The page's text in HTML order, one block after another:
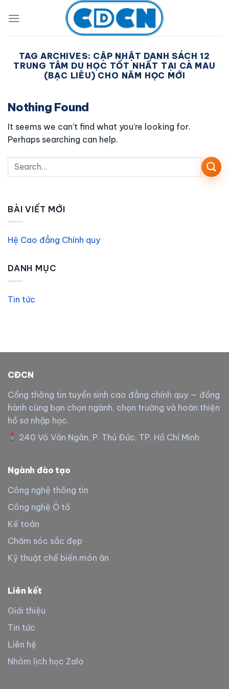
TAG ARCHIVES: CẬP NHẬT DANH SÁCH 12
TRUNG TÂM DU HỌC TỐT NHẤT TẠI CÀ MAU
(BẠC LIÊU) CHO NĂM HỌC MỚI
Nothing Found
It seems we can’t find what you’re looking for.
Perhaps searching can help.
BÀI VIẾT MỚI
Hệ Cao đẳng Chính quy
DANH MỤC
Tin tức
CĐCN
Cổng thông tin tuyển sinh cao đẳng chính quy — đồng
hành cùng bạn chọn ngành, chọn trường và hoàn thiện
hồ sơ nhập học.
240 Võ Văn Ngân, P. Thủ Đức, TP. Hồ Chí Minh
Ngành đào tạo
Công nghệ thông tin
Công nghệ Ô tô
Kế toán
Chăm sóc sắc đẹp
Kỹ thuật chế biến món ăn
Liên kết
Giới thiệu
Tin tức
Liên hệ
Nhóm lịch học Zalo